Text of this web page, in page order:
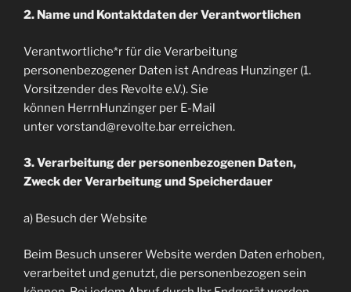
2. Name und Kontaktdaten der Verantwortlichen
Verantwortliche*r für die Verarbeitung
personenbezogener Daten ist Andreas Hunzinger (1.
Vorsitzender des Revolte e.V.). Sie
können HerrnHunzinger per E-Mail
unter vorstand@revolte.bar erreichen.
3. Verarbeitung der personenbezogenen Daten,
Zweck der Verarbeitung und Speicherdauer
a) Besuch der Website
Beim Besuch unserer Website werden Daten erhoben,
verarbeitet und genutzt, die personenbezogen sein